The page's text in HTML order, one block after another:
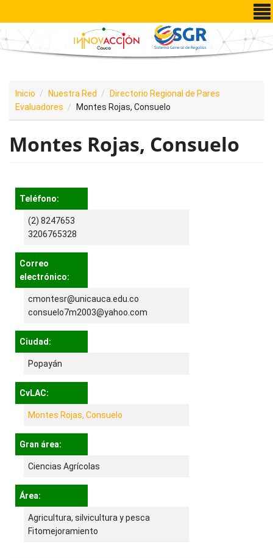
Pasar al contenido principal
Inicio Nuestra Red
Directorio Regional de Pares
Evaluadores
Montes Rojas, Consuelo
Montes Rojas, Consuelo
Teléfono:
(2) 8247653
3206765328
Correo
electrónico:
cmontesr@unicauca.edu.co
consuelo7m2003@yahoo.com
Ciudad:
Popayán
CvLAC:
Montes Rojas, Consuelo
Gran área:
Ciencias Agrícolas
Área:
Agricultura, silvicultura y pesca
Fitomejoramiento